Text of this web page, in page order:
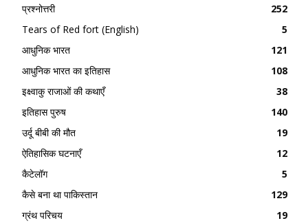
प्रश्नोत्तरी
252
Tears of Red fort (English)
5
आधुनिक भारत
121
आधुनिक भारत का इतिहास
108
इक्ष्वाकु राजाओं की कथाएँ
38
इतिहास पुरुष
140
उर्दू बीबी की मौत
19
ऐतिहासिक घटनाएँ
12
कैटेलॉग
5
कैसे बना था पाकिस्तान
129
ग्रंथ परिचय
19